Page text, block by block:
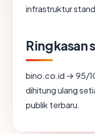
infrastruktur
Ringkasan
bino.co.id → 95/
dihitung ulang
publik terbaru.